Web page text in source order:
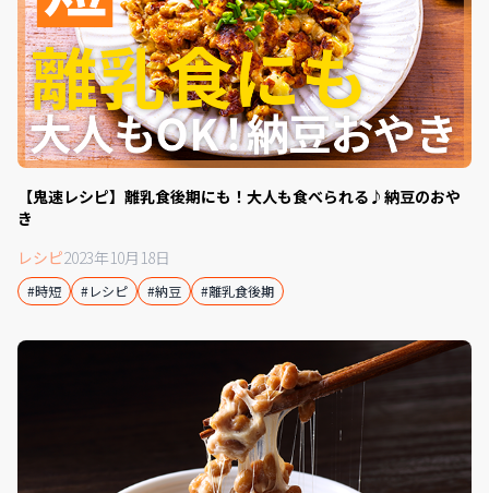
【鬼速レシピ】離乳食後期にも！大人も食べられる♪納豆のおや
き
レシピ2023年10月18日
#時短 #レシピ #納豆 #離乳食後期